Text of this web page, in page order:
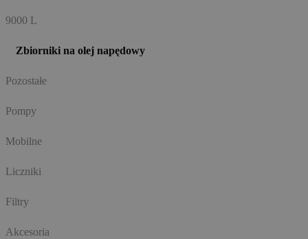
9000 L
Zbiorniki na olej napędowy
Pozostałe
Pompy
Mobilne
Liczniki
Filtry
Akcesoria